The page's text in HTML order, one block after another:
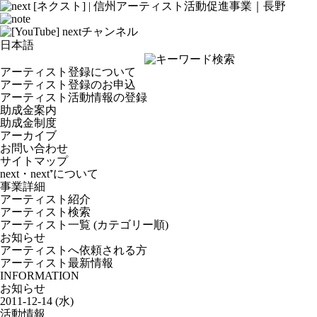
next・next⁺について
事業詳細
アーティスト紹介
アーティスト検索
アーティスト一覧 (カテゴリー順)
お知らせ
アーティストへ依頼される方
アーティスト最新情報
アーティスト登録について
アーティスト登録のお申込
アーティスト活動情報の登録
助成金案内
助成金制度
アーカイブ
お問い合わせ
サイトマップ
INFORMATION
お知らせ
2011-12-14 (水)
活動情報